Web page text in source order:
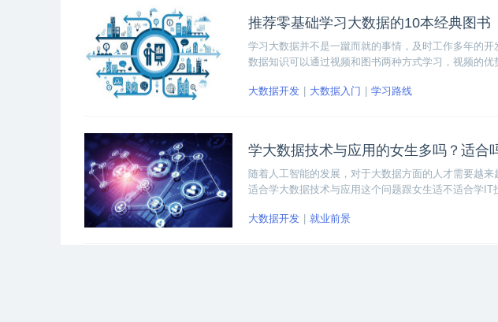
推荐零基础学习大数据的10本经典图书
学习大数据并不是一蹴而就的事情，及时工作多年的
数据知识可以通过视频和图书两种方式学习，视频的
通过不同的学习途径充分掌握大数据开发技能。
大数据开发 大数据入门 学习路线
学大数据技术与应用的女生多吗？适合
随着人工智能的发展，对于大数据方面的人才需要越
适合学大数据技术与应用这个问题跟女生适不适合学
大数据开发 就业前景